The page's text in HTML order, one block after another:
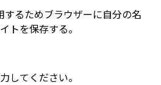
るためブラウザーに自分の名
トを保存する。
してください。